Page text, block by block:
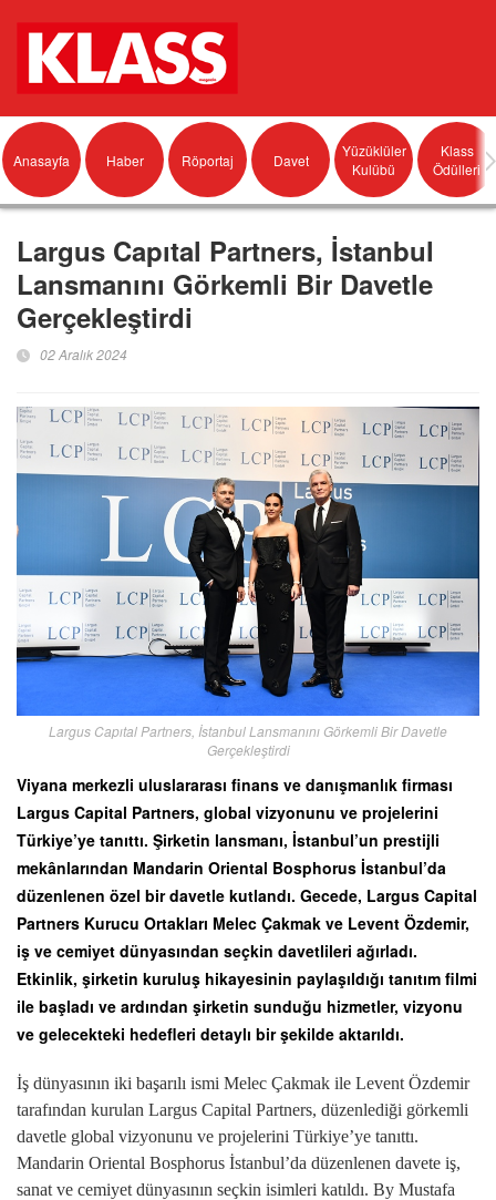
Anasayfa Haber Röportaj Davet
Yüzüklüler
Kulübü
Klass
Ödülleri
Largus Capıtal Partners, İstanbul
Lansmanını Görkemli Bir Davetle
Gerçekleştirdi
02 Aralık 2024
Largus Capıtal Partners, İstanbul Lansmanını Görkemli Bir Davetle
Gerçekleştirdi
Viyana merkezli uluslararası finans ve danışmanlık firması
Largus Capital Partners, global vizyonunu ve projelerini
Türkiye’ye tanıttı. Şirketin lansmanı, İstanbul’un prestijli
mekânlarından Mandarin Oriental Bosphorus İstanbul’da
düzenlenen özel bir davetle kutlandı. Gecede, Largus Capital
Partners Kurucu Ortakları Melec Çakmak ve Levent Özdemir,
iş ve cemiyet dünyasından seçkin davetlileri ağırladı.
Etkinlik, şirketin kuruluş hikayesinin paylaşıldığı tanıtım filmi
ile başladı ve ardından şirketin sunduğu hizmetler, vizyonu
ve gelecekteki hedefleri detaylı bir şekilde aktarıldı.
İş dünyasının iki başarılı ismi Melec Çakmak ile Levent Özdemir
tarafından kurulan Largus Capital Partners, düzenlediği görkemli
davetle global vizyonunu ve projelerini Türkiye’ye tanıttı.
Mandarin Oriental Bosphorus İstanbul’da düzenlenen davete iş,
sanat ve cemiyet dünyasının seçkin isimleri katıldı. By Mustafa